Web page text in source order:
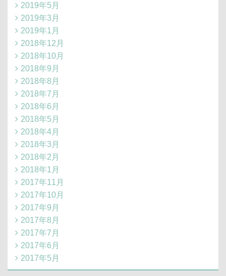
2019年5月
2019年3月
2019年1月
2018年12月
2018年10月
2018年9月
2018年8月
2018年7月
2018年6月
2018年5月
2018年4月
2018年3月
2018年2月
2018年1月
2017年11月
2017年10月
2017年9月
2017年8月
2017年7月
2017年6月
2017年5月